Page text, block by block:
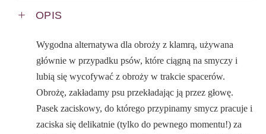
OPIS
Wygodna alternatywa dla obroży z klamrą, używana
głównie w przypadku psów, które ciągną na smyczy i
lubią się wycofywać z obroży w trakcie spacerów.
Obrożę, zakładamy psu przekładając ją przez głowę.
Pasek zaciskowy, do którego przypinamy smycz pracuje i
zaciska się delikatnie (tylko do pewnego momentu!) za